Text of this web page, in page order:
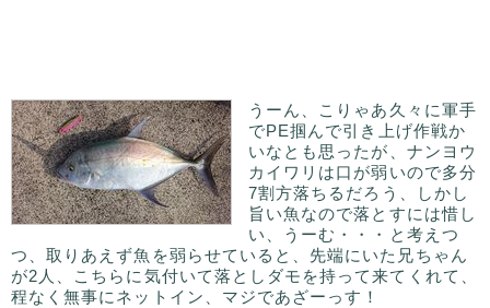
うーん、こりゃあ久々に軍手
でPE掴んで引き上げ作戦か
いなとも思ったが、ナンヨウ
カイワリは口が弱いので多分
7割方落ちるだろう、しかし
旨い魚なので落とすには惜し
い、うーむ・・・と考えつ
つ、取りあえず魚を弱らせていると、先端にいた兄ちゃん
が2人、こちらに気付いて落としダモを持って来てくれて、
程なく無事にネットイン、マジであざーっす！